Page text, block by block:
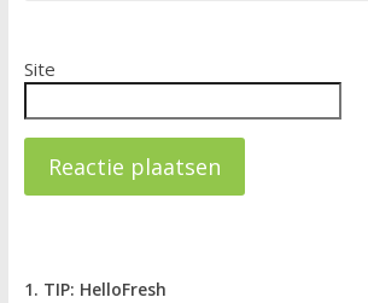
Site
1. TIP: HelloFresh